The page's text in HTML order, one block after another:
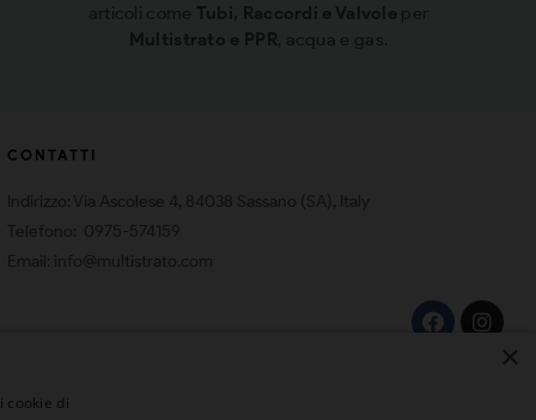
articoli come Tubi, Raccordi e Valvole per
Multistrato e PPR , acqua e gas.
CONTATTI
×
cookie di